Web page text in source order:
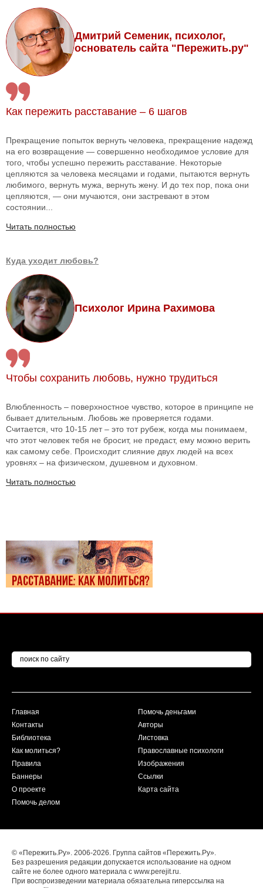
Дмитрий Семеник, психолог,
основатель сайта "Пережить.ру"
Как пережить расставание – 6 шагов
Прекращение попыток вернуть человека, прекращение надежд
на его возвращение — совершенно необходимое условие для
того, чтобы успешно пережить расставание. Некоторые
цепляются за человека месяцами и годами, пытаются вернуть
любимого, вернуть мужа, вернуть жену. И до тех пор, пока они
цепляются, — они мучаются, они застревают в этом
состоянии...
Читать полностью
Куда уходит любовь?
Психолог Ирина Рахимова
Чтобы сохранить любовь, нужно трудиться
Влюбленность – поверхностное чувство, которое в принципе не
бывает длительным. Любовь же проверяется годами.
Считается, что 10-15 лет – это тот рубеж, когда мы понимаем,
что этот человек тебя не бросит, не предаст, ему можно верить
как самому себе. Происходит слияние двух людей на всех
уровнях – на физическом, душевном и духовном.
Читать полностью
Главная
Контакты
Библиотека
Как молиться?
Правила
Баннеры
О проекте
Помочь делом
Помочь деньгами
Авторы
Листовка
Православные психологи
Изображения
Ссылки
Карта сайта
© «Пережить.Ру». 2006-2026. Группа сайтов «Пережить.Ру».
Без разрешения редакции допускается использование на одном
сайте не более одного материала с www.perejit.ru.
При воспроизведении материала обязательна гиперссылка на